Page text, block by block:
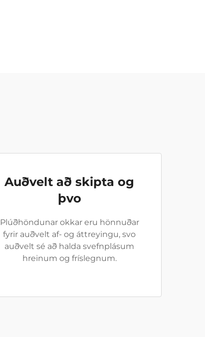
Auðvelt að skipta og
þvo
Plúðhöndunar okkar eru hönnuðar
fyrir auðvelt af- og áttreyingu, svo
auðvelt sé að halda svefnplásum
hreinum og fríslegnum.